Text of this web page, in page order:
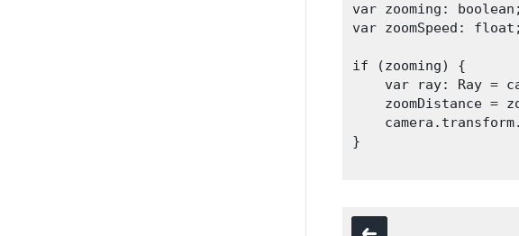
var zooming: boolean;
var zoomSpeed: float;
if (zooming) {
var ray: Ray =
zoomDistance =
}